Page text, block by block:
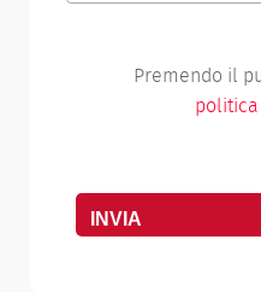
Premendo il
politica